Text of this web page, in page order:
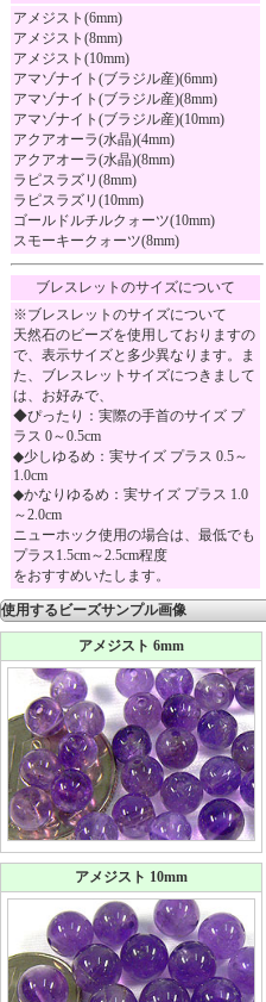
アメジスト(6mm)
アメジスト(8mm)
アメジスト(10mm)
アマゾナイト(ブラジル産)(6mm)
アマゾナイト(ブラジル産)(8mm)
アマゾナイト(ブラジル産)(10mm)
アクアオーラ(水晶)(4mm)
アクアオーラ(水晶)(8mm)
ラピスラズリ(8mm)
ラピスラズリ(10mm)
ゴールドルチルクォーツ(10mm)
スモーキークォーツ(8mm)
ブレスレットのサイズについて
※ブレスレットのサイズについて
天然石のビーズを使用しておりますの
で、表示サイズと多少異なります。ま
た、ブレスレットサイズにつきまして
は、お好みで、
◆ぴったり：実際の手首のサイズ プ
ラス 0～0.5cm
◆少しゆるめ：実サイズ プラス 0.5～
1.0cm
◆かなりゆるめ：実サイズ プラス 1.0
～2.0cm
ニューホック使用の場合は、最低でも
プラス1.5cm～2.5cm程度
をおすすめいたします。
使用するビーズサンプル画像
アメジスト 6mm
アメジスト 10mm